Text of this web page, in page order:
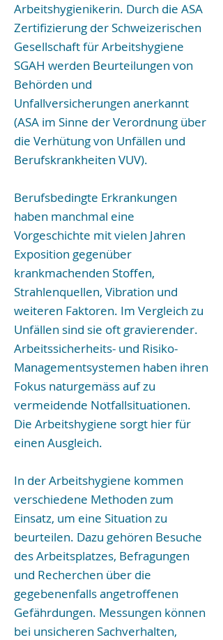
Arbeitshygienikerin. Durch die ASA
Zertifizierung der Schweizerischen
Gesellschaft für Arbeitshygiene
SGAH werden Beurteilungen von
Behörden und
Unfallversicherungen anerkannt
(ASA im Sinne der Verordnung über
die Verhütung von Unfällen und
Berufskrankheiten VUV).
Berufsbedingte Erkrankungen
haben manchmal eine
Vorgeschichte mit vielen Jahren
Exposition gegenüber
krankmachenden Stoffen,
Strahlenquellen, Vibration und
weiteren Faktoren. Im Vergleich zu
Unfällen sind sie oft gravierender.
Arbeitssicherheits- und Risiko-
Managementsystemen haben ihren
Fokus naturgemäss auf zu
vermeidende Notfallsituationen.
Die Arbeitshygiene sorgt hier für
einen Ausgleich.
In der Arbeitshygiene kommen
verschiedene Methoden zum
Einsatz, um eine Situation zu
beurteilen. Dazu gehören Besuche
des Arbeitsplatzes, Befragungen
und Recherchen über die
gegebenenfalls angetroffenen
Gefährdungen. Messungen können
bei unsicheren Sachverhalten,